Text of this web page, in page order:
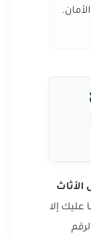
الأمان.
الأثاث
عليك إلا